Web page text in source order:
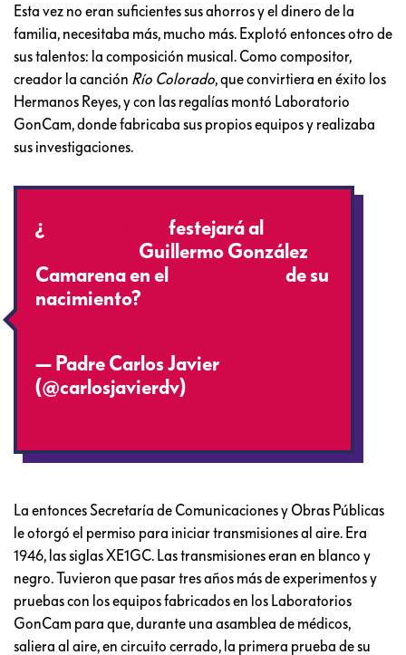
Esta vez no eran suficientes sus ahorros y el dinero de la
familia, necesitaba más, mucho más. Explotó entonces otro de
sus talentos: la composición musical. Como compositor,
creador la canción Río Colorado, que convirtiera en éxito los
Hermanos Reyes, y con las regalías montó Laboratorio
GonCam, donde fabricaba sus propios equipos y realizaba
sus investigaciones.
¿
festejará al
Guillermo González
Camarena en el
de su
nacimiento?
— Padre Carlos Javier
(@carlosjavierdv)
La entonces Secretaría de Comunicaciones y Obras Públicas
le otorgó el permiso para iniciar transmisiones al aire. Era
1946, las siglas XE1GC. Las transmisiones eran en blanco y
negro. Tuvieron que pasar tres años más de experimentos y
pruebas con los equipos fabricados en los Laboratorios
GonCam para que, durante una asamblea de médicos,
saliera al aire, en circuito cerrado, la primera prueba de su